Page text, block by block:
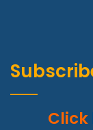
Click